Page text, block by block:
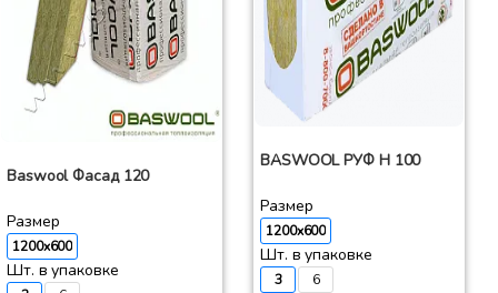
Baswool Фасад 120
Размер
1200x600
Шт. в упаковке
BASWOOL РУФ Н 100
Размер
1200x600
Шт. в упаковке
3 6